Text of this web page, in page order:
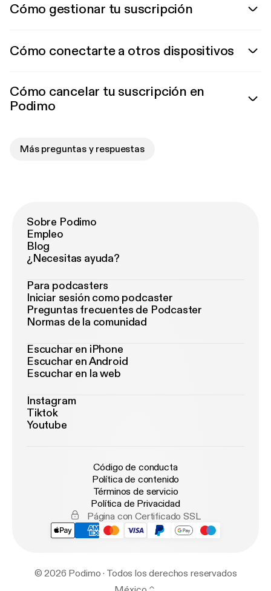
Cómo gestionar tu suscripción
Cómo conectarte a otros dispositivos
Cómo cancelar tu suscripción en
Podimo
Más preguntas y respuestas
Sobre Podimo
Empleo
Blog
¿Necesitas ayuda?
Para podcasters
Iniciar sesión como podcaster
Preguntas frecuentes de Podcaster
Normas de la comunidad
Escuchar en iPhone
Escuchar en Android
Escuchar en la web
Instagram
Tiktok
Youtube
Código de conducta
Política de contenido
Términos de servicio
Política de Privacidad
Página con Certificado SSL
© 2026 Podimo · Todos los derechos reservados